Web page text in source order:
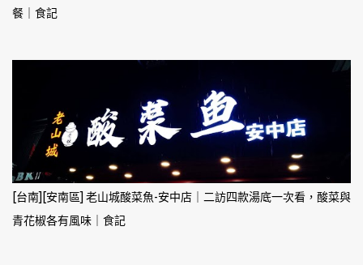
餐｜食記
[台南][安南區] 老山城酸菜魚-安中店｜二訪四款湯底一次看，酸菜與
青花椒各有風味｜食記